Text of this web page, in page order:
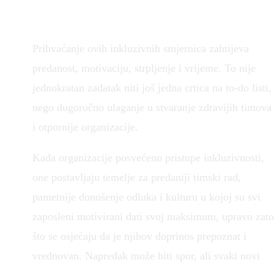
Prihvaćanje ovih inkluzivnih smjernica zahtijeva
predanost, motivaciju, strpljenje i vrijeme. To nije
jednokratan zadatak niti još jedna crtica na to-do listi,
nego dugoročno ulaganje u stvaranje zdravijih timova
i otpornije organizacije.
Kada organizacije posvećeno pristupe inkluzivnosti,
one postavljaju temelje za predaniji timski rad,
pametnije donošenje odluka i kulturu u kojoj su svi
zaposleni motivirani dati svoj maksimum, upravo zato
što se osjećaju da je njihov doprinos prepoznat i
vrednovan. Napredak može biti spor, ali svaki novi